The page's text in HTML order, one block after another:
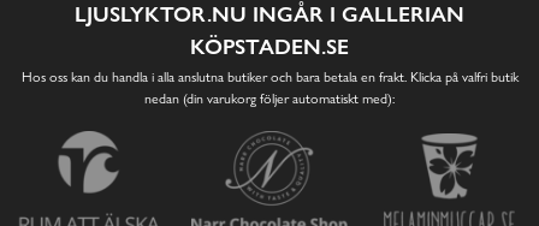
LJUSLYKTOR.NU INGÅR I GALLERIAN
KÖPSTADEN.SE
Hos oss kan du handla i alla anslutna butiker och bara betala en frakt. Klicka på valfri butik
nedan (din varukorg följer automatiskt med):